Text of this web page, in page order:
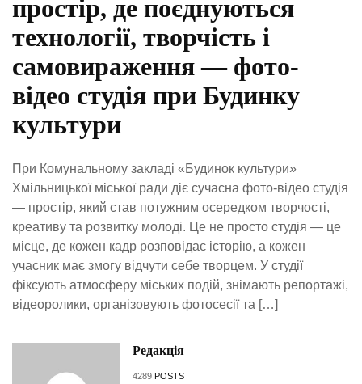
простір, де поєднуються
технології, творчість і
самовираження — фото-
відео студія при Будинку
культури
При Комунальному закладі «Будинок культури»
Хмільницької міської ради діє сучасна фото-відео студія
— простір, який став потужним осередком творчості,
креативу та розвитку молоді. Це не просто студія — це
місце, де кожен кадр розповідає історію, а кожен
учасник має змогу відчути себе творцем. У студії
фіксують атмосферу міських подій, знімають репортажі,
відеоролики, організовують фотосесії та […]
Редакція
4289 POSTS